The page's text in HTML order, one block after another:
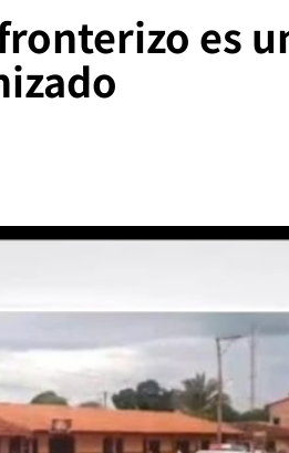
es